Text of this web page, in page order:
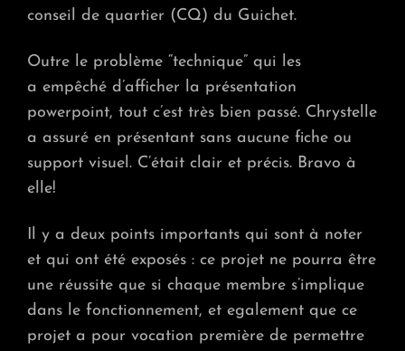
conseil de quartier (CQ) du Guichet.
Outre le problème “technique” qui les
a empêché d’afficher la présentation
powerpoint, tout c’est très bien passé. Chrystelle
a assuré en présentant sans aucune fiche ou
support visuel. C’était clair et précis. Bravo à
elle!
Il y a deux points importants qui sont à noter
et qui ont été exposés : ce projet ne pourra être
une réussite que si chaque membre s’implique
dans le fonctionnement, et egalement que ce
projet a pour vocation première de permettre